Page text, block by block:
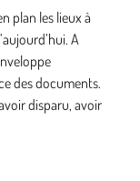
plan les lieux à
A
des documents.
disparu, avoir